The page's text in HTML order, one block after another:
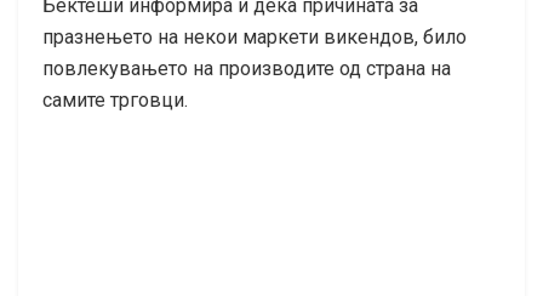
Бектеши информира и дека причината за
празнењето на некои маркети викендов, било
повлекувањето на производите од страна на
самите трговци.